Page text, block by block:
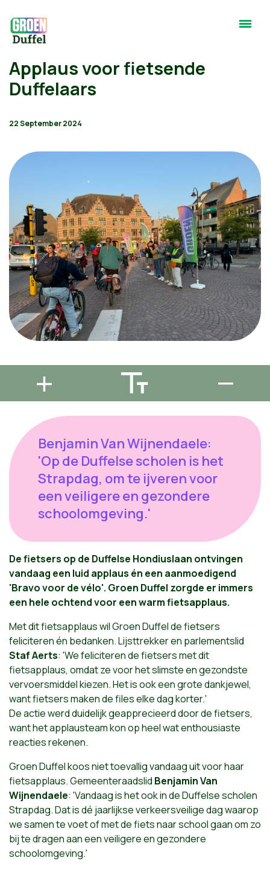
Applaus voor fietsende
Duffelaars
22 September 2024
Benjamin Van Wijnendaele:
'Op de Duffelse scholen is het
Strapdag, om te ijveren voor
een veiligere en gezondere
schoolomgeving.'
De fietsers op de Duffelse Hondiuslaan ontvingen
vandaag een luid applaus én een aanmoedigend
'Bravo voor de vélo'. Groen Duffel zorgde er immers
een hele ochtend voor een warm fietsapplaus.
Met dit fietsapplaus wil Groen Duffel de fietsers
feliciteren én bedanken. Lijsttrekker en parlementslid
Staf Aerts: 'We feliciteren de fietsers met dit
fietsapplaus, omdat ze voor het slimste en gezondste
vervoersmiddel kiezen. Het is ook een grote dankjewel,
want fietsers maken de files elke dag korter.'
De actie werd duidelijk geapprecieerd door de fietsers,
want het applausteam kon op heel wat enthousiaste
reacties rekenen.
Groen Duffel koos niet toevallig vandaag uit voor haar
fietsapplaus. Gemeenteraadslid Benjamin Van
Wijnendaele: 'Vandaag is het ook in de Duffelse scholen
Strapdag. Dat is dé jaarlijkse verkeersveilige dag waarop
we samen te voet of met de fiets naar school gaan om zo
bij te dragen aan een veiligere en gezondere
schoolomgeving.'